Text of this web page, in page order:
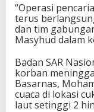
“Operasi
terus
dan tim
Masyhud dalam
Badan SAR
korban
Basarnas,
cuaca di lokasi
laut setinggi 2